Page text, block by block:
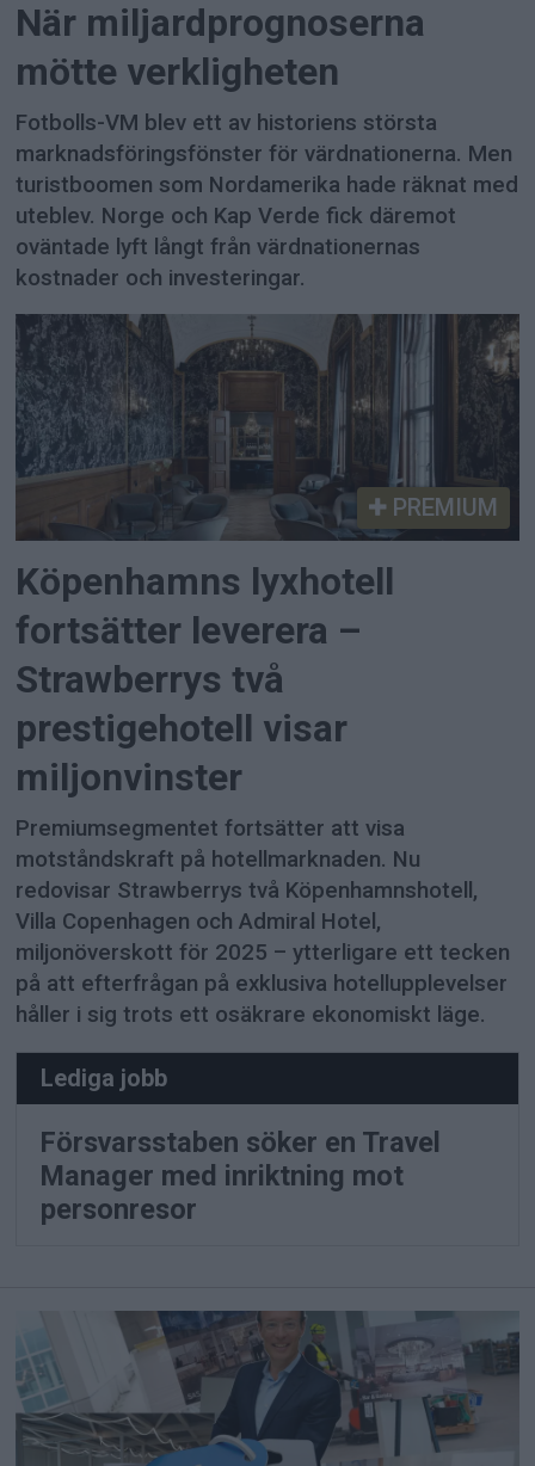
När miljardprognoserna
mötte verkligheten
Fotbolls-VM blev ett av historiens största
marknadsföringsfönster för värdnationerna. Men
turistboomen som Nordamerika hade räknat med
uteblev. Norge och Kap Verde fick däremot
oväntade lyft långt från värdnationernas
kostnader och investeringar.
PREMIUM
Köpenhamns lyxhotell
fortsätter leverera –
Strawberrys två
prestigehotell visar
miljonvinster
Premiumsegmentet fortsätter att visa
motståndskraft på hotellmarknaden. Nu
redovisar Strawberrys två Köpenhamnshotell,
Villa Copenhagen och Admiral Hotel,
miljonöverskott för 2025 – ytterligare ett tecken
på att efterfrågan på exklusiva hotellupplevelser
håller i sig trots ett osäkrare ekonomiskt läge.
Lediga jobb
Försvarsstaben söker en Travel
Manager med inriktning mot
personresor